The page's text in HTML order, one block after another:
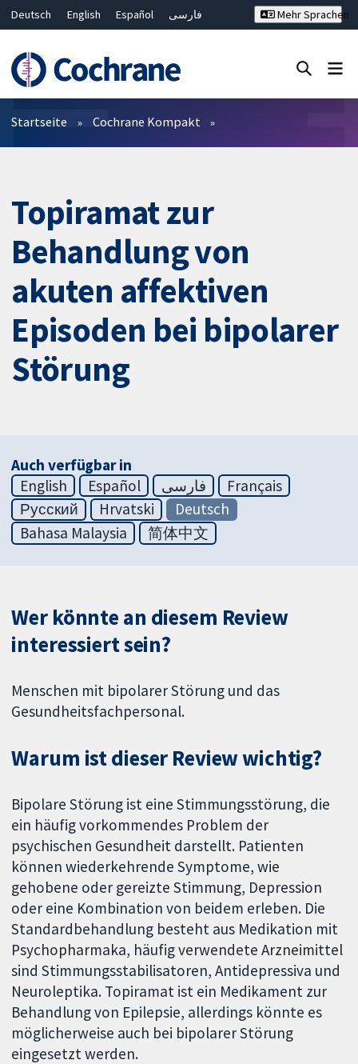
Deutsch English Español
فارسی
Bahasa Malaysia
ไทย
繁體中文
简体中文
Mehr Sprachen
Filter
Startseite Cochrane Kompakt
Topiramat zur
Behandlung von
akuten affektiven
Episoden bei bipolarer
Störung
Auch verfügbar in
English
Español فارسی
Français
Русский
Hrvatski
Deutsch
Bahasa Malaysia
简体中文
Wer könnte an diesem Review
interessiert sein?
Menschen mit bipolarer Störung und das
Gesundheitsfachpersonal.
Warum ist dieser Review wichtig?
Bipolare Störung ist eine Stimmungsstörung, die
ein häufig vorkommendes Problem der
psychischen Gesundheit darstellt. Patienten
können wiederkehrende Symptome, wie
gehobene oder gereizte Stimmung, Depression
oder eine Kombination von beidem erleben. Die
Standardbehandlung besteht aus Medikation mit
Psychopharmaka, häufig verwendete Arzneimittel
sind Stimmungsstabilisatoren, Antidepressiva und
Neuroleptika. Topiramat ist ein Medikament zur
Behandlung von Epilepsie, allerdings könnte es
möglicherweise auch bei bipolarer Störung
eingesetzt werden.